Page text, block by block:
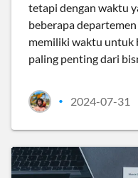
tetapi dengan waktu
beberapa
memiliki waktu untuk
paling penting dari
• 2024-07-31